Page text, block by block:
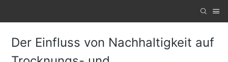
Der Einfluss von Nachhaltigkeit auf